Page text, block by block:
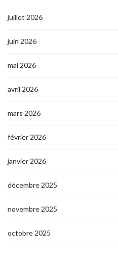
juillet 2026
juin 2026
mai 2026
avril 2026
mars 2026
février 2026
janvier 2026
décembre 2025
novembre 2025
octobre 2025